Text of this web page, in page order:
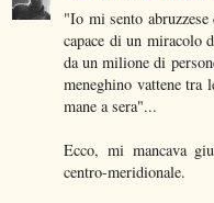
"Io mi sento
capace di un miracolo
da un milione di
meneghino vattene tra
mane a sera"...
Ecco, mi mancava
centro-meridionale.